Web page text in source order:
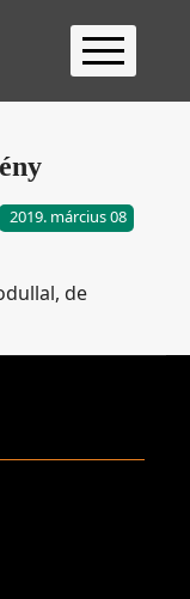
Kezdőlap
Ügyintézés
Keresés
2019. március 08
de